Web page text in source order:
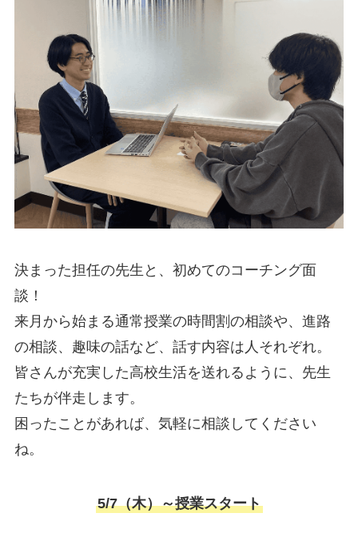
決まった担任の先生と、初めてのコーチング面
談！
来月から始まる通常授業の時間割の相談や、進路
の相談、趣味の話など、話す内容は人それぞれ。
皆さんが充実した高校生活を送れるように、先生
たちが伴走します。
困ったことがあれば、気軽に相談してください
ね。
5/7（木）～授業スタート